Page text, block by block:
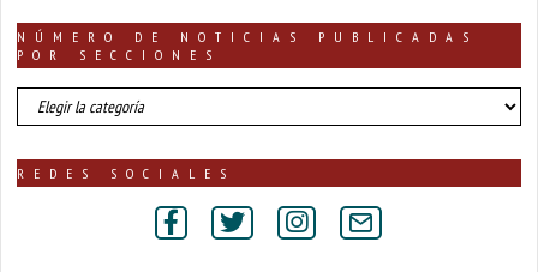
NÚMERO DE NOTICIAS PUBLICADAS
POR SECCIONES
número
de
publicadas
REDES SOCIALES